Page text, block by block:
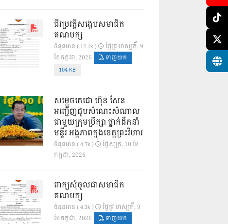
ជីវប្រវត្តិសង្ខេបសមាជិក
គណបក្ស
ចំនួនអាន ( 12.1k )
ថ្ងៃ​ព្រហស្បតិ៍, 9
ខែ​កក្កដា, 2026
ទាញយក
104 KB
សម្តេចតេជោ ហ៊ុន សែន
អញ្ជើញជួបសំណេះសំណាល
ជាមួយក្រុមប្រឹក្សា ថ្នាក់ដឹកនាំ
មន្ទីរ អង្គភាពក្នុងខេត្តព្រះវិហារ
ចំនួនអាន ( 4.7k )
ថ្ងៃ​សុក្រ, 10 ខែ​
កក្កដា, 2026
ពាក្យសុំចូលជាសមាជិក
គណបក្ស
ចំនួនអាន ( 4.3k )
ថ្ងៃ​ព្រហស្បតិ៍, 9
ខែ​កក្កដា, 2026
ទាញយក